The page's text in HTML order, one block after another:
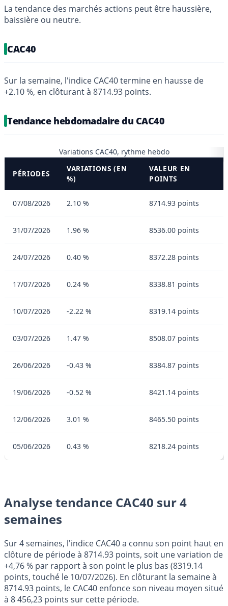
La tendance des marchés actions peut être haussière,
baissière ou neutre.
CAC40
Sur la semaine, l'indice CAC40 termine en hausse de
+2.10 %, en clôturant à 8714.93 points.
Tendance hebdomadaire du CAC40
Variations CAC40, rythme hebdo
PÉRIODES
VARIATIONS (EN
%)
VALEUR EN
POINTS
07/08/2026 2.10 % 8714.93 points
31/07/2026 1.96 % 8536.00 points
24/07/2026 0.40 % 8372.28 points
17/07/2026 0.24 % 8338.81 points
10/07/2026 -2.22 % 8319.14 points
03/07/2026 1.47 % 8508.07 points
26/06/2026 -0.43 % 8384.87 points
19/06/2026 -0.52 % 8421.14 points
12/06/2026 3.01 % 8465.50 points
05/06/2026 0.43 % 8218.24 points
Analyse tendance CAC40 sur 4
semaines
Sur 4 semaines, l'indice CAC40 a connu son point haut en
clôture de période à 8714.93 points, soit une variation de
+4,76 % par rapport à son point le plus bas (8319.14
points, touché le 10/07/2026). En clôturant la semaine à
8714.93 points, le CAC40 enfonce son niveau moyen situé
à 8 456,23 points sur cette période.